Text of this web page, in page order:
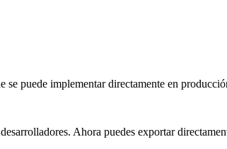
puede implementar directamente en
Ahora puedes exportar